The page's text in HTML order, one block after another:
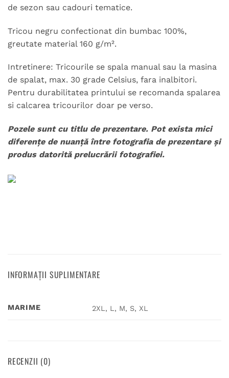
de sezon sau cadouri tematice.
Tricou negru confectionat din bumbac 100%,
greutate material 160 g/m².
Intretinere: Tricourile se spala manual sau la masina
de spalat, max. 30 grade Celsius, fara inalbitori.
Pentru durabilitatea printului se recomanda spalarea
si calcarea tricourilor doar pe verso.
Pozele sunt cu titlu de prezentare. Pot exista mici
diferențe de nuanță între fotografia de prezentare și
produs datorită prelucrării fotografiei.
INFORMAȚII SUPLIMENTARE
MARIME 2XL, L, M, S, XL
RECENZII (0)